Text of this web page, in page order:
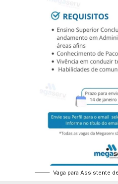
Vaga para Assistente